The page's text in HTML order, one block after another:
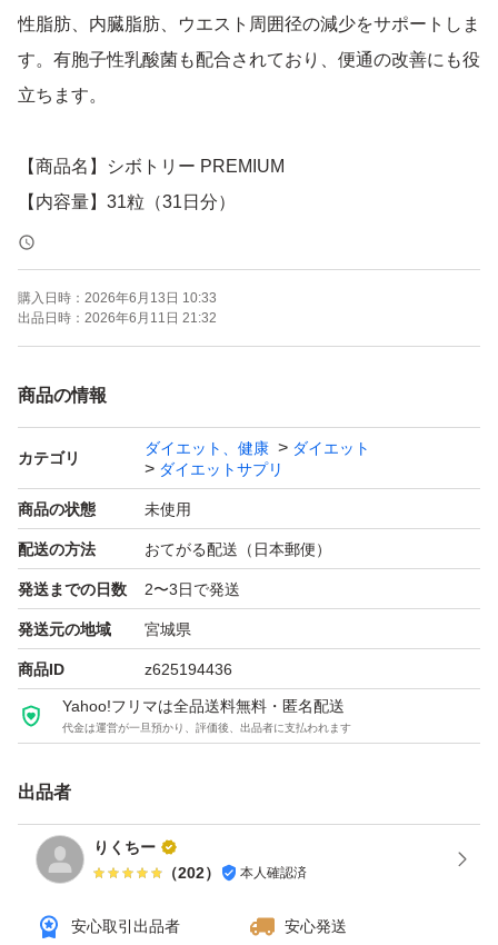
性脂肪、内臓脂肪、ウエスト周囲径の減少をサポートしま
す。有胞子性乳酸菌も配合されており、便通の改善にも役
立ちます。
【商品名】シボトリー PREMIUM
【内容量】31粒（31日分）
【成分】エラグ酸、有胞子性乳酸菌
【商品の状態】未使用
【カラー】レッド系（パッケージ）
購入日時： 2026年6月13日 10:33
出品日時： 2026年6月11日 21:32
商品の情報
カテゴリ
ダイエット、健康
ダイエット
ダイエットサプリ
商品の状態 未使用
配送の方法 おてがる配送（日本郵便）
発送までの日数 2〜3日で発送
発送元の地域 宮城県
商品ID z625194436
Yahoo!フリマは全品送料無料・匿名配送
代金は運営が一旦預かり、評価後、出品者に支払われます
出品者
りくちー
（202） 本人確認済
安心取引出品者
安心発送